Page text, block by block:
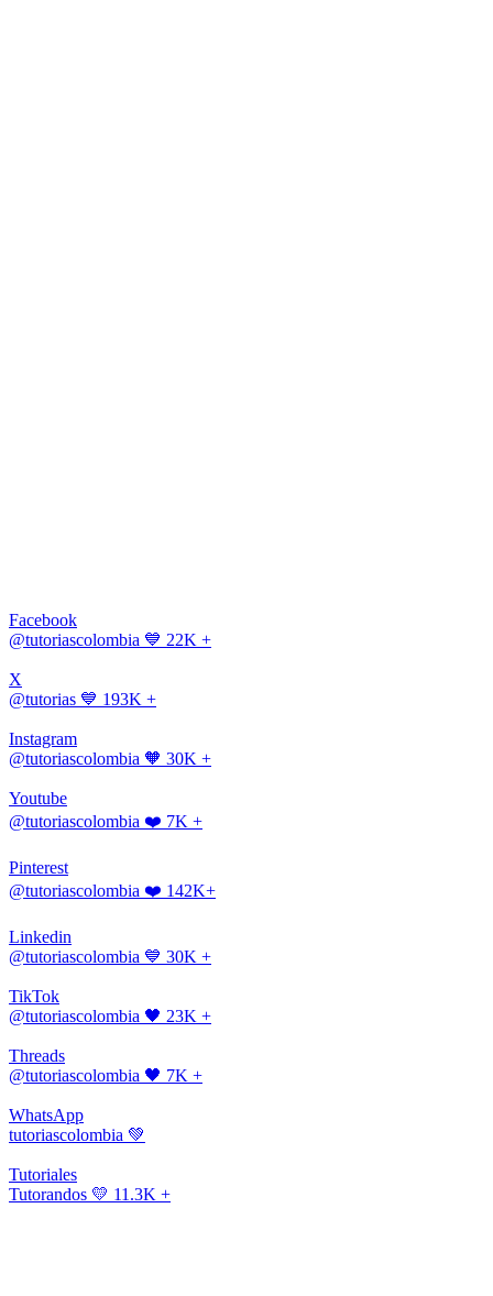
Facebook
@tutoriascolombia 💙 22K +
X
@tutorias 💙 193K +
Instagram
@tutoriascolombia 🧡 30K +
Youtube
@tutoriascolombia ❤️ 7K +
Pinterest
@tutoriascolombia ❤️ 142K+
Linkedin
@tutoriascolombia 💙 30K +
TikTok
@tutoriascolombia 🖤 23K +
Threads
@tutoriascolombia 🖤 7K +
WhatsApp
tutoriascolombia 💚
Tutoriales
Tutorandos 💛 11.3K +